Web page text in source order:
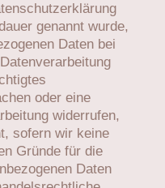
genannt wurde,
Daten bei
oder eine
widerrufen,
sofern wir keine
Gründe für die
Daten